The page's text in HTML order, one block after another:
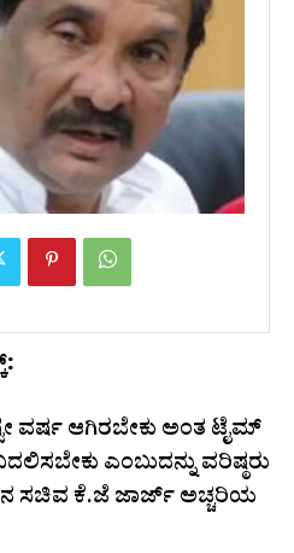
ವರ್ಷ ಆಗಿರಬೇಕು ಅಂತ ಟೈಮ್
ಎಂಬುದನ್ನು ವರಿಷ್ಠರು
ಸಚಿವ ಕೆ.ಜೆ ಜಾರ್ಜ್ ಅಚ್ಚರಿಯ